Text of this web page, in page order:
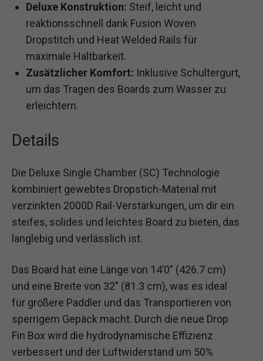
Deluxe Konstruktion: Steif, leicht und
reaktionsschnell dank Fusion Woven
Dropstitch und Heat Welded Rails für
maximale Haltbarkeit.
Zusätzlicher Komfort: Inklusive Schultergurt,
um das Tragen des Boards zum Wasser zu
erleichtern.
Details
Die Deluxe Single Chamber (SC) Technologie
kombiniert gewebtes Dropstich-Material mit
verzinkten 2000D Rail-Verstärkungen, um dir ein
steifes, solides und leichtes Board zu bieten, das
langlebig und verlässlich ist.
Das Board hat eine Länge von 14’0″ (426.7 cm)
und eine Breite von 32″ (81.3 cm), was es ideal
für größere Paddler und das Transportieren von
sperrigem Gepäck macht. Durch die neue Drop
Fin Box wird die hydrodynamische Effizienz
verbessert und der Luftwiderstand um 50%